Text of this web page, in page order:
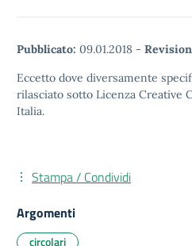
Pubblicato: 09.01.2018 -
Eccetto dove diversamente
rilasciato sotto Licenza Creative
Italia.
Stampa / Condividi
Argomenti
circolari